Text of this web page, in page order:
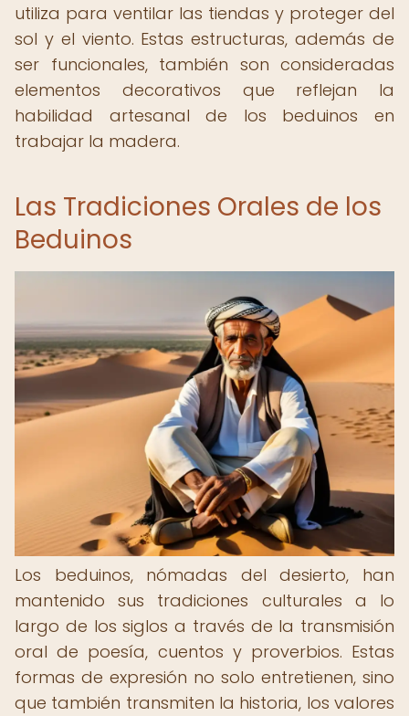
utiliza para ventilar las tiendas y proteger del
sol y el viento. Estas estructuras, además de
ser funcionales, también son consideradas
elementos decorativos que reflejan la
habilidad artesanal de los beduinos en
trabajar la madera.
Las Tradiciones Orales de los
Beduinos
Los beduinos, nómadas del desierto, han
mantenido sus tradiciones culturales a lo
largo de los siglos a través de la transmisión
oral de poesía, cuentos y proverbios. Estas
formas de expresión no solo entretienen, sino
que también transmiten la historia, los valores